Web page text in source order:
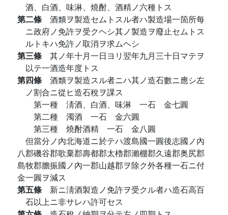
酒、白酒、味淋、燒酎、酒精ノ六種トス
第二條 酒類ヲ製造セムトスル者ハ製造場一箇所每
ニ政府ノ免許ヲ受クヘシ其ノ製造ヲ廢止セムトス
ルトキハ免許ノ取消ヲ求ムヘシ
第三條 其ノ年十月一日ヨリ翌年九月三十日マテヲ
以テ一酒造年度トス
第四條 酒類ヲ製造スル者ニハ其ノ造石數ニ應シ左
ノ割合ニ從ヒ造石稅ヲ課ス
第一種 淸酒、白酒、味淋 一石 金七圓
第二種 濁酒 一石 金六圓
第三種 燒酎酒精 一石 金八圓
但當分ノ內北海道ニ於テハ渡島國一圓後志國ノ內
八郡磯谷郡歌棄郡壽都郡太櫓郡瀨棚郡久遠郡奥尻郡
島牧郡膽振國ノ內一郡山越郡ヲ除ク外各種一石ニ付
金一圓ヲ減ス
第五條 新ニ淸酒製造ノ免許ヲ受クル者ハ造石高百
石以上ニ非サレハ許可セス